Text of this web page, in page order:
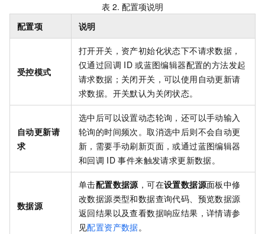
表 2. 配置项说明
配置项
说明
受控模式
打开开关，资产初始化状态下不请求数据，
仅通过回调 ID 或蓝图编辑器配置的方法发起
请求数据；关闭开关，可以使用自动更新请
求数据。开关默认为关闭状态。
自动更新请
求
选中后可以设置动态轮询，还可以手动输入
轮询的时间频次。取消选中后则不会自动更
新，需要手动刷新页面，或通过蓝图编辑器
和回调 ID 事件来触发请求更新数据。
数据源
单击配置数据源，可在设置数据源面板中修
改数据源类型和数据查询代码、预览数据源
返回结果以及查看数据响应结果，详情请参
见配置资产数据。